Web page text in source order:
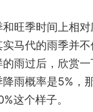
旺季时间上相
马代的雨季并
雨过后，欣赏
雨概率是5%，
这个样子。